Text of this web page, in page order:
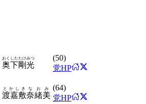
奥下
おくした
剛光
たけみつ (50)
党HP
渡嘉敷
とかしき
奈緒美
なおみ (64)
党HP